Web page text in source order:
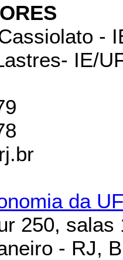
-
IE/
da
250, salas
- RJ,